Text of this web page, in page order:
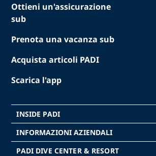
Ottieni un'assicurazione
sub
Prenota una vacanza sub
Acquista articoli PADI
Scarica l'app
INSIDE PADI
INFORMAZIONI AZIENDALI
PADI DIVE CENTER & RESORT